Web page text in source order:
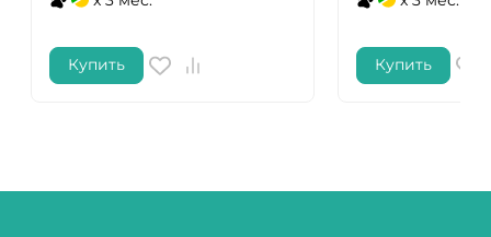
Купить Купить